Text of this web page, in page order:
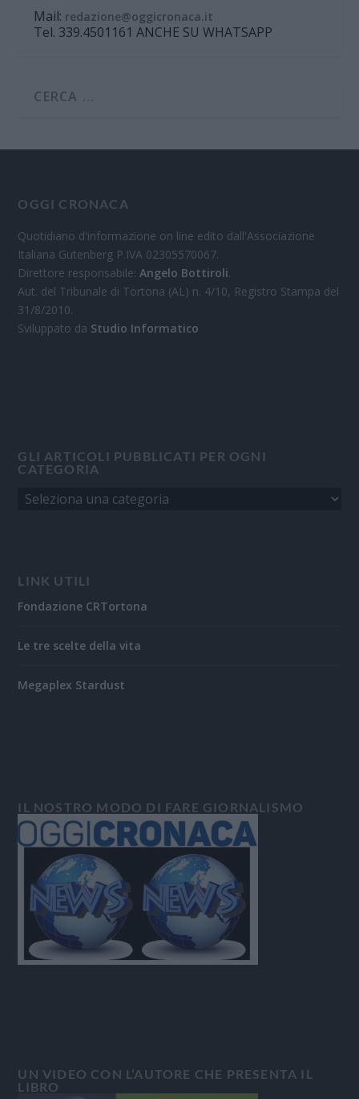
Mail: redazione@oggicronaca.it
Tel. 339.4501161 ANCHE SU WHATSAPP
OGGI CRONACA
Quotidiano d'informazione on line edito dall'Associazione
Italiana Gutenberg P.IVA 02305570067.
Direttore responsabile:Angelo Bottiroli.
Aut. del Tribunale di Tortona (AL) n. 4/10, Registro Stampa del
31/8/2010.
Sviluppato da Studio Informatico
GLI ARTICOLI PUBBLICATI PER OGNI
CATEGORIA
LINK UTILI
Fondazione CRTortona
Le tre scelte della vita
Megaplex Stardust
IL NOSTRO MODO DI FARE GIORNALISMO
UN VIDEO CON L’AUTORE CHE PRESENTA IL
LIBRO